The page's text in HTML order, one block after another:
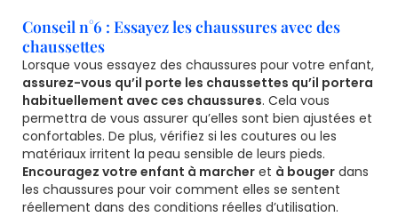
Conseil n°6 : Essayez les chaussures avec des
chaussettes
Lorsque vous essayez des chaussures pour votre enfant,
assurez-vous qu’il porte les chaussettes qu’il portera
habituellement avec ces chaussures. Cela vous
permettra de vous assurer qu’elles sont bien ajustées et
confortables. De plus, vérifiez si les coutures ou les
matériaux irritent la peau sensible de leurs pieds.
Encouragez votre enfant à marcher et à bouger dans
les chaussures pour voir comment elles se sentent
réellement dans des conditions réelles d’utilisation.